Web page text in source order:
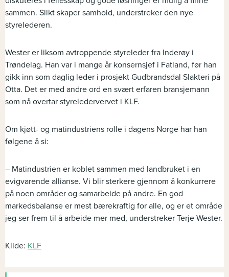
sammen. Slikt skaper samhold, understreker den nye
styrelederen.
Wester er liksom avtroppende styreleder fra Inderøy i
Trøndelag. Han var i mange år konsernsjef i Fatland, før han
gikk inn som daglig leder i prosjekt Gudbrandsdal Slakteri på
Otta. Det er med andre ord en svært erfaren bransjemann
som nå overtar styreledervervet i KLF.
Om kjøtt- og matindustriens rolle i dagens Norge har han
følgene å si:
– Matindustrien er koblet sammen med landbruket i en
evigvarende allianse. Vi blir sterkere gjennom å konkurrere
på noen områder og samarbeide på andre. En god
markedsbalanse er mest bærekraftig for alle, og er et område
jeg ser frem til å arbeide mer med, understreker Terje Wester.
Kilde: KLF